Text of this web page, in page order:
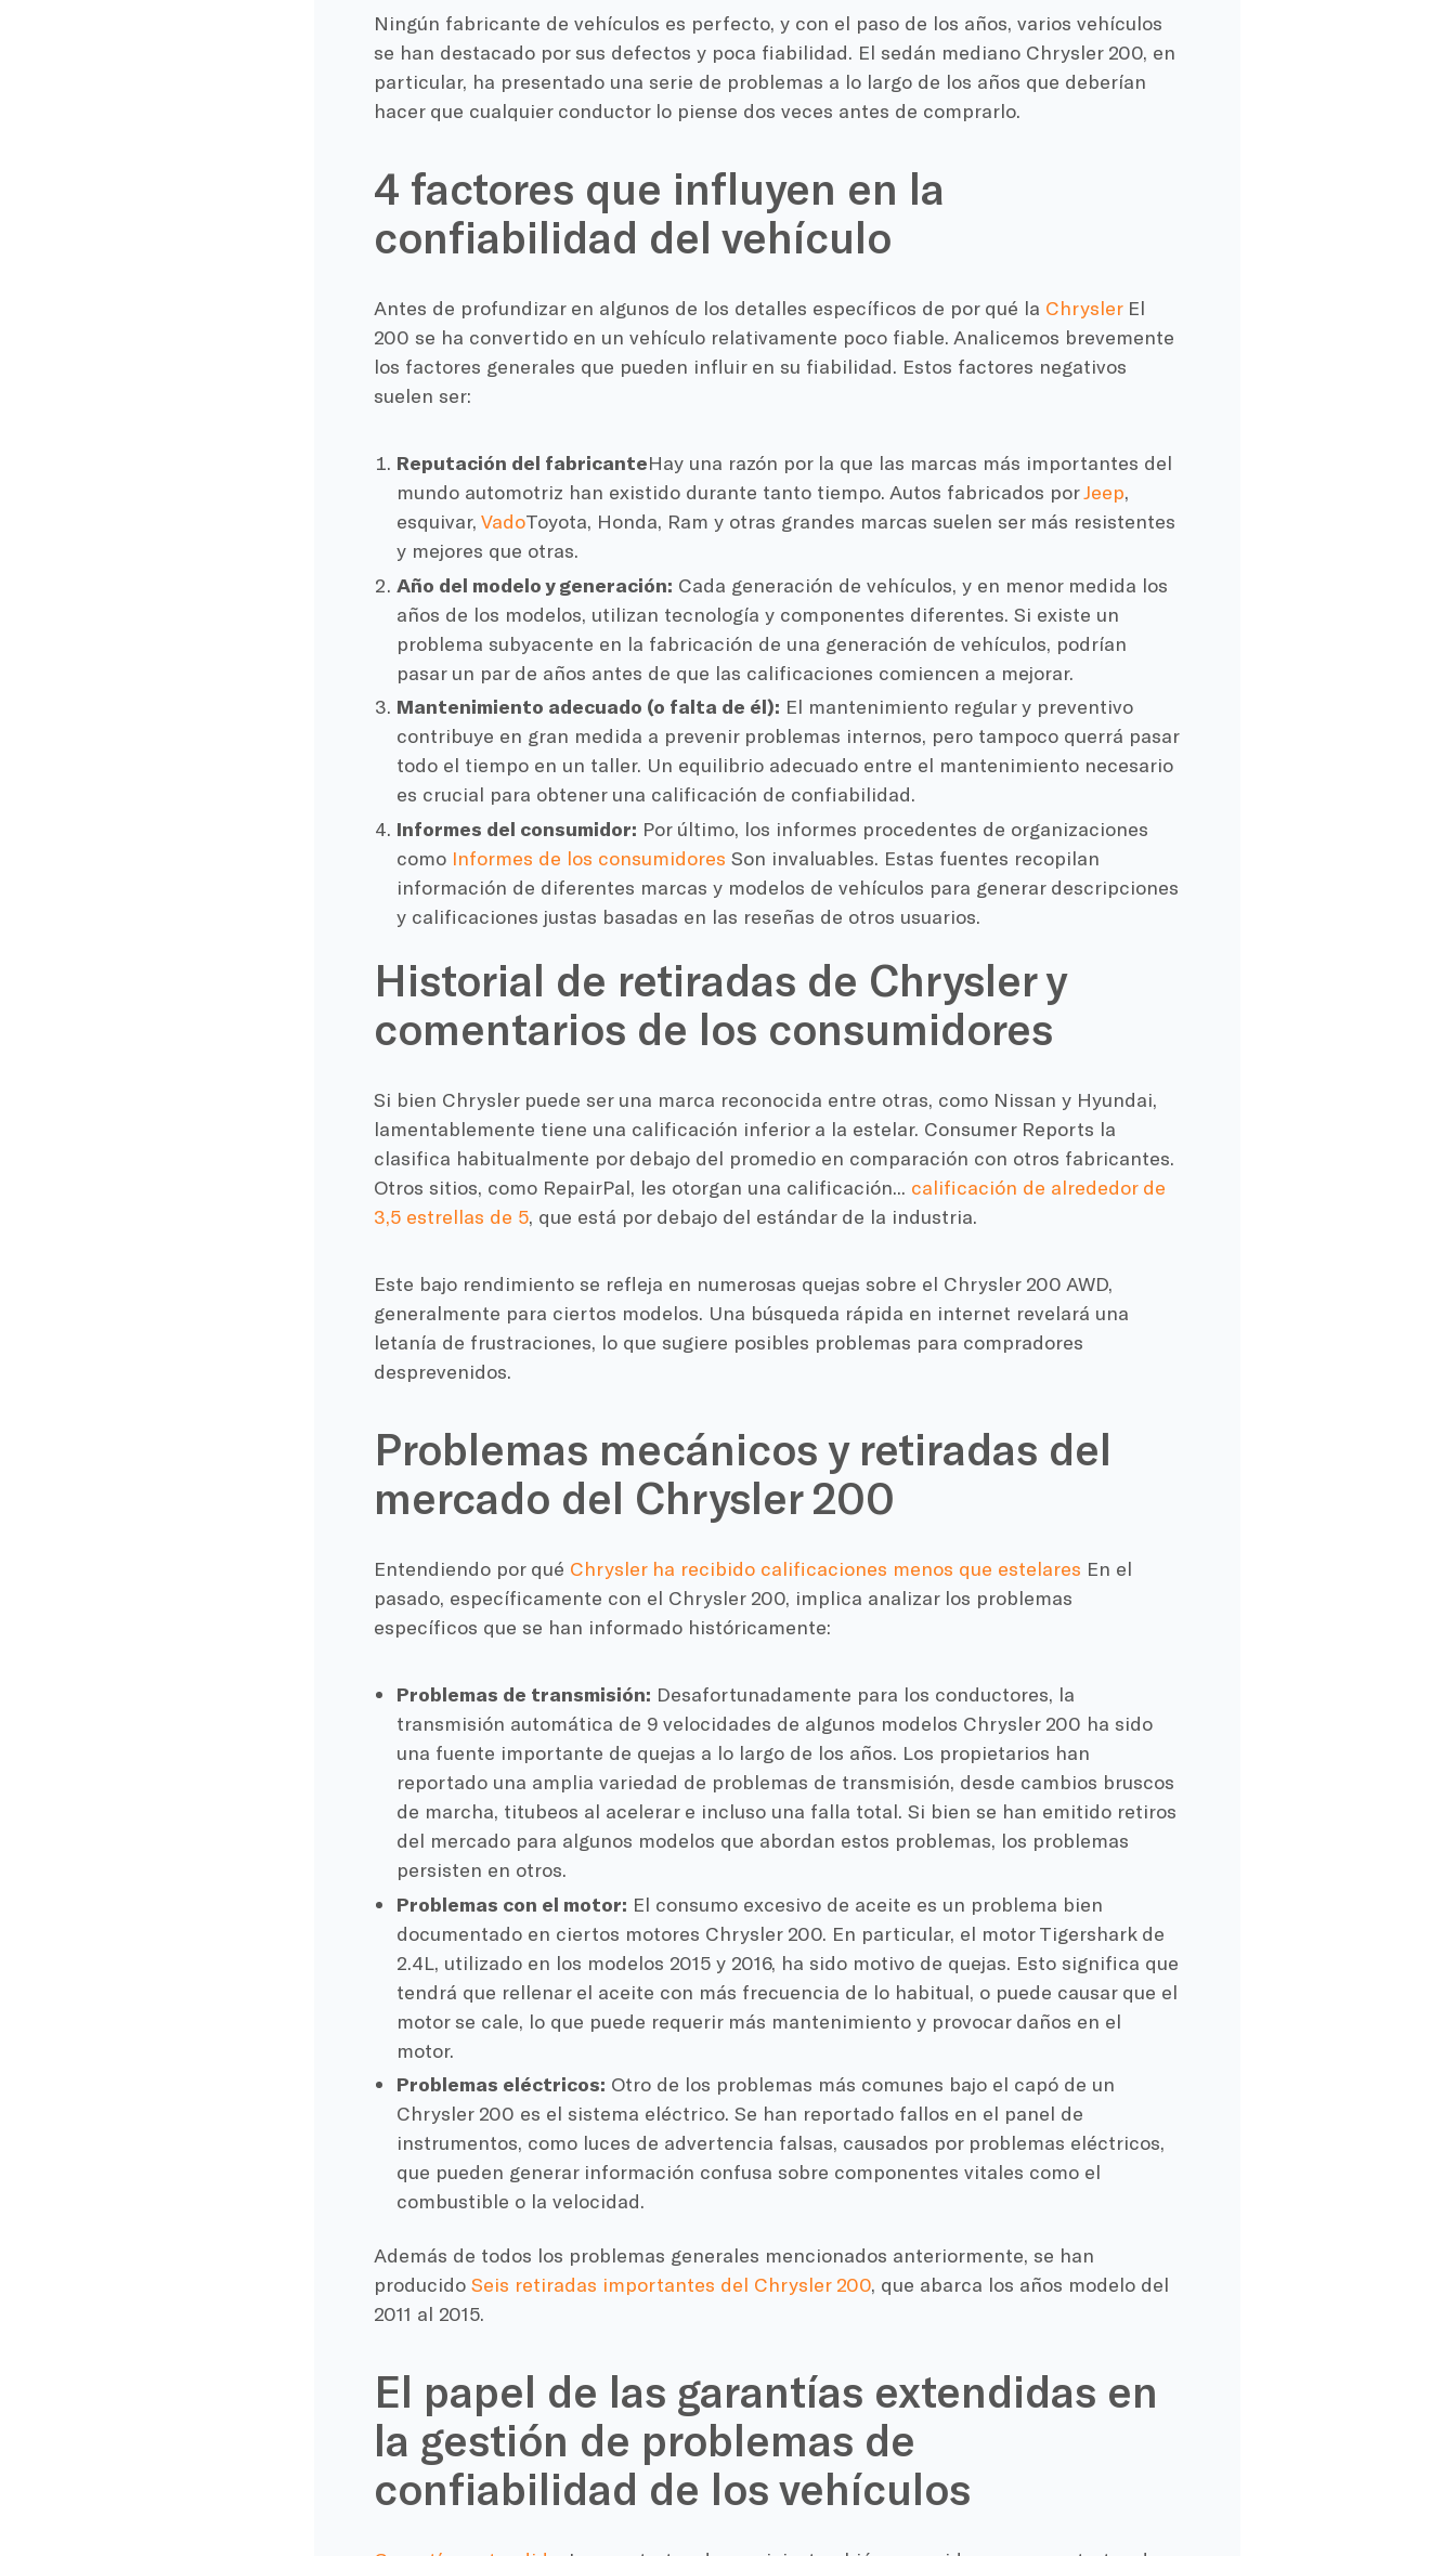
Ningún fabricante de vehículos es perfecto, y con el paso de los años, varios vehículos
se han destacado por sus defectos y poca fiabilidad. El sedán mediano Chrysler 200, en
particular, ha presentado una serie de problemas a lo largo de los años que deberían
hacer que cualquier conductor lo piense dos veces antes de comprarlo.
4 factores que influyen en la
confiabilidad del vehículo
Antes de profundizar en algunos de los detalles específicos de por qué la ChryslerEl
200 se ha convertido en un vehículo relativamente poco fiable. Analicemos brevemente
los factores generales que pueden influir en su fiabilidad. Estos factores negativos
suelen ser:
Reputación del fabricanteHay una razón por la que las marcas más importantes del
mundo automotriz han existido durante tanto tiempo. Autos fabricados porJeep,
esquivar,VadoToyota, Honda, Ram y otras grandes marcas suelen ser más resistentes
y mejores que otras.
Año del modelo y generación: Cada generación de vehículos, y en menor medida los
años de los modelos, utilizan tecnología y componentes diferentes. Si existe un
problema subyacente en la fabricación de una generación de vehículos, podrían
pasar un par de años antes de que las calificaciones comiencen a mejorar.
Mantenimiento adecuado (o falta de él): El mantenimiento regular y preventivo
contribuye en gran medida a prevenir problemas internos, pero tampoco querrá pasar
todo el tiempo en un taller. Un equilibrio adecuado entre el mantenimiento necesario
es crucial para obtener una calificación de confiabilidad.
Informes del consumidor: Por último, los informes procedentes de organizaciones
como Informes de los consumidores Son invaluables. Estas fuentes recopilan
información de diferentes marcas y modelos de vehículos para generar descripciones
y calificaciones justas basadas en las reseñas de otros usuarios.
Historial de retiradas de Chrysler y
comentarios de los consumidores
Si bien Chrysler puede ser una marca reconocida entre otras, como Nissan y Hyundai,
lamentablemente tiene una calificación inferior a la estelar. Consumer Reports la
clasifica habitualmente por debajo del promedio en comparación con otros fabricantes.
Otros sitios, como RepairPal, les otorgan una calificación... calificación de alrededor de
3,5 estrellas de 5, que está por debajo del estándar de la industria.
Este bajo rendimiento se refleja en numerosas quejas sobre el Chrysler 200 AWD,
generalmente para ciertos modelos. Una búsqueda rápida en internet revelará una
letanía de frustraciones, lo que sugiere posibles problemas para compradores
desprevenidos.
Problemas mecánicos y retiradas del
mercado del Chrysler 200
Entendiendo por qué Chrysler ha recibido calificaciones menos que estelares En el
pasado, específicamente con el Chrysler 200, implica analizar los problemas
específicos que se han informado históricamente:
Problemas de transmisión: Desafortunadamente para los conductores, la
transmisión automática de 9 velocidades de algunos modelos Chrysler 200 ha sido
una fuente importante de quejas a lo largo de los años. Los propietarios han
reportado una amplia variedad de problemas de transmisión, desde cambios bruscos
de marcha, titubeos al acelerar e incluso una falla total. Si bien se han emitido retiros
del mercado para algunos modelos que abordan estos problemas, los problemas
persisten en otros.
Problemas con el motor: El consumo excesivo de aceite es un problema bien
documentado en ciertos motores Chrysler 200. En particular, el motor Tigershark de
2.4L, utilizado en los modelos 2015 y 2016, ha sido motivo de quejas. Esto significa que
tendrá que rellenar el aceite con más frecuencia de lo habitual, o puede causar que el
motor se cale, lo que puede requerir más mantenimiento y provocar daños en el
motor.
Problemas eléctricos: Otro de los problemas más comunes bajo el capó de un
Chrysler 200 es el sistema eléctrico. Se han reportado fallos en el panel de
instrumentos, como luces de advertencia falsas, causados por problemas eléctricos,
que pueden generar información confusa sobre componentes vitales como el
combustible o la velocidad.
Además de todos los problemas generales mencionados anteriormente, se han
producido Seis retiradas importantes del Chrysler 200, que abarca los años modelo del
2011 al 2015.
El papel de las garantías extendidas en
la gestión de problemas de
confiabilidad de los vehículos